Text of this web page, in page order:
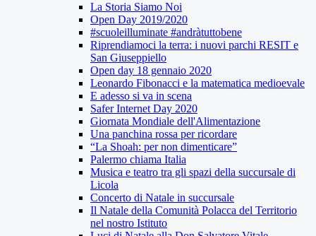
La Storia Siamo Noi
Open Day 2019/2020
#scuoleilluminate #andràtuttobene
Riprendiamoci la terra: i nuovi parchi RESIT e
San Giuseppiello
Open day 18 gennaio 2020
Leonardo Fibonacci e la matematica medioevale
E adesso si va in scena
Safer Internet Day 2020
Giornata Mondiale dell'Alimentazione
Una panchina rossa per ricordare
“La Shoah: per non dimenticare”
Palermo chiama Italia
Musica e teatro tra gli spazi della succursale di
Licola
Concerto di Natale in succursale
Il Natale della Comunità Polacca del Territorio
nel nostro Istituto